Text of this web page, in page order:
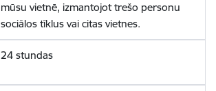
mūsu vietnē, izmantojot trešo personu
sociālos tīklus vai citas vietnes.
24 stundas